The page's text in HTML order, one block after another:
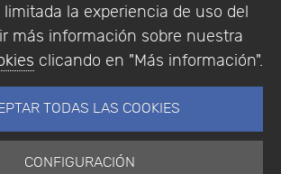
la experiencia de uso del
más información sobre nuestra
clicando en "Más información".
TODAS LAS COOKIES
CONFIGURACIÓN
Legal| Política de Privacidad |
Política de Cookies
1994 - 2026. Addlink Software
Científico, S.L.
Portugal.